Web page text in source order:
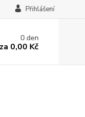
Přihlášení
0den
za 0,00 Kč